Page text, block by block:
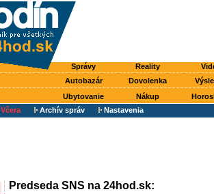
Správy Reality
Autobazár Dovolenka
Ubytovanie Nákup
Včera Archív správ Nastavenia
Predseda SNS na 24hod.sk: